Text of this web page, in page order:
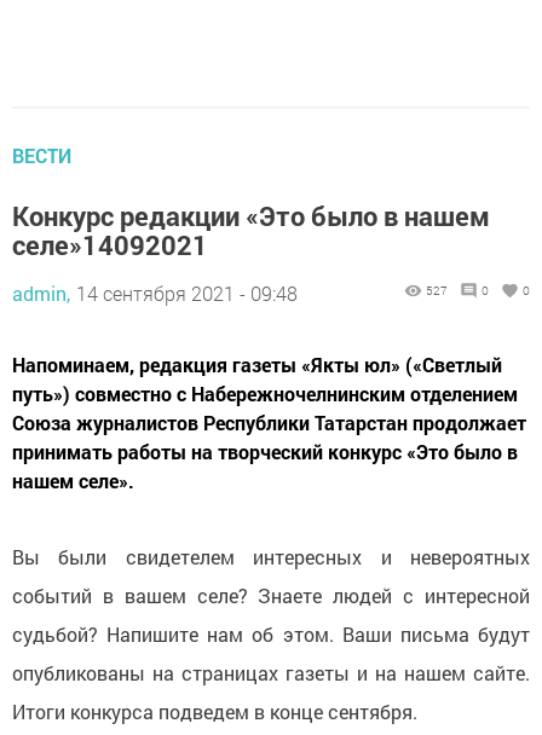
ВЕСТИ
Конкурс редакции «Это было в нашем
селе»14092021
admin, 14 сентября 2021 - 09:48 527 0 0
Напоминаем, редакция газеты «Якты юл» («Светлый
путь») совместно с Набережночелнинским отделением
Союза журналистов Республики Татарстан продолжает
принимать работы на творческий конкурс «Это было в
нашем селе».
Вы были свидетелем интересных и невероятных
событий в вашем селе? Знаете людей с интересной
судьбой? Напишите нам об этом. Ваши письма будут
опубликованы на страницах газеты и на нашем сайте.
Итоги конкурса подведем в конце сентября.